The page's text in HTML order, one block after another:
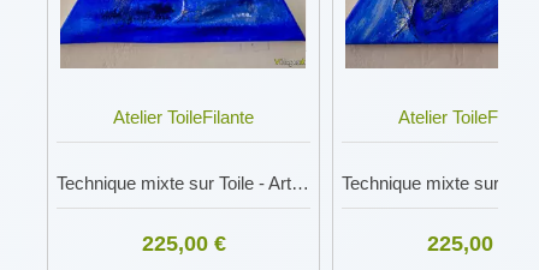
Atelier ToileFilante
Technique mixte sur Toile - Art Abstrait LNBQ
225,00 €
Atelier ToileFilante
225,00 €